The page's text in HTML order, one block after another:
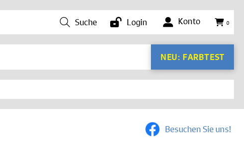
Suche Login Konto 0
NEU: FARBTEST
Besuchen Sie uns!